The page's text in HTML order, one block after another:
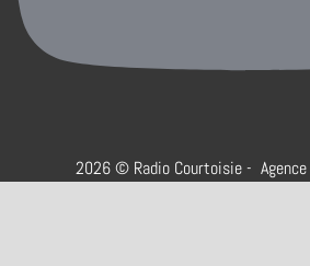
2026 © Radio Courtoisie - Agence